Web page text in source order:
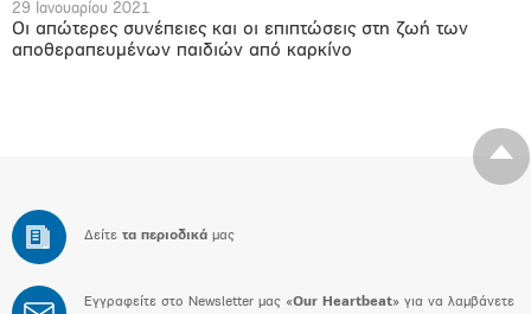
29 Ιανουαρίου 2021
Οι απώτερες συνέπειες και οι επιπτώσεις στη ζωή των
αποθεραπευμένων παιδιών από καρκίνο
Δείτε τα περιοδικά μας
Εγγραφείτε στο Newsletter μας «Our Heartbeat» για να λαμβάνετε